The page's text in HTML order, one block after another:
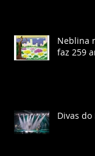
Neblina
faz 259
Divas do